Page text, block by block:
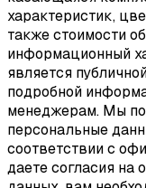
характеристик,
также стоимости
информационный
является
подробной
менеджерам. Мы
персональные
соответствии с
даете согласия на